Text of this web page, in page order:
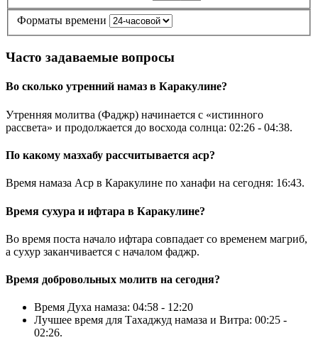
Форматы времени
Часто задаваемые вопросы
Во сколько утренний намаз в Каракулине?
Утренняя молитва (Фаджр) начинается с «истинного
рассвета» и продолжается до восхода солнца: 02:26 - 04:38.
По какому мазхабу рассчитывается аср?
Время намаза Аср в Каракулине по ханафи на сегодня: 16:43.
Время сухура и ифтара в Каракулине?
Во время поста начало ифтара совпадает со временем магриб,
а сухур заканчивается с началом фаджр.
Время добровольных молитв на сегодня?
Время Духа намаза: 04:58 - 12:20
Лучшее время для Тахаджуд намаза и Витра: 00:25 -
02:26.